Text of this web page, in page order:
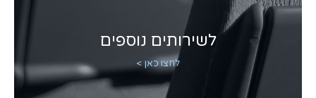
לשירותים נוספים
לחצו כאן >